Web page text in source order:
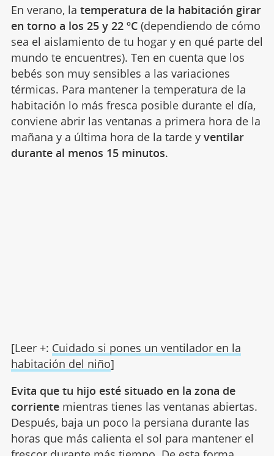
En verano, la temperatura de la habitación girar
en torno a los 25 y 22 ºC (dependiendo de cómo
sea el aislamiento de tu hogar y en qué parte del
mundo te encuentres). Ten en cuenta que los
bebés son muy sensibles a las variaciones
térmicas. Para mantener la temperatura de la
habitación lo más fresca posible durante el día,
conviene abrir las ventanas a primera hora de la
mañana y a última hora de la tarde y ventilar
durante al menos 15 minutos.
[Leer +: Cuidado si pones un ventilador en la
habitación del niño]
Evita que tu hijo esté situado en la zona de
corrientemientras tienes las ventanas abiertas.
Después, baja un poco la persiana durante las
horas que más calienta el sol para mantener el